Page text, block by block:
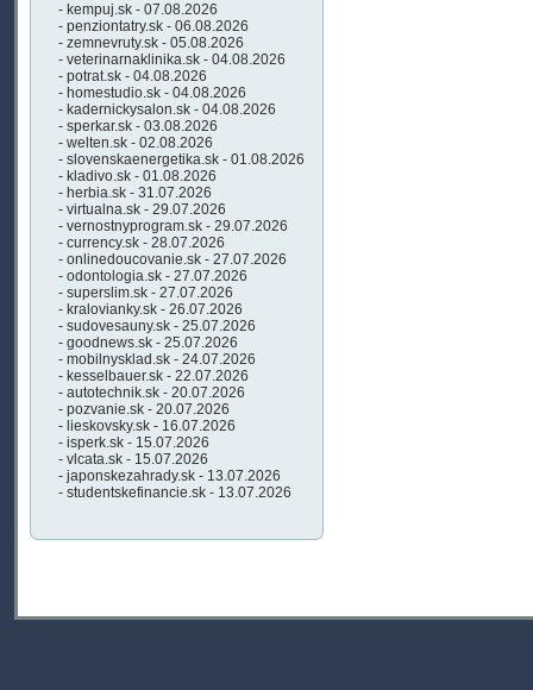
- kempuj.sk - 07.08.2026
- penziontatry.sk - 06.08.2026
- zemnevruty.sk - 05.08.2026
- veterinarnaklinika.sk - 04.08.2026
- potrat.sk - 04.08.2026
- homestudio.sk - 04.08.2026
- kadernickysalon.sk - 04.08.2026
- sperkar.sk - 03.08.2026
- welten.sk - 02.08.2026
- slovenskaenergetika.sk - 01.08.2026
- kladivo.sk - 01.08.2026
- herbia.sk - 31.07.2026
- virtualna.sk - 29.07.2026
- vernostnyprogram.sk - 29.07.2026
- currency.sk - 28.07.2026
- onlinedoucovanie.sk - 27.07.2026
- odontologia.sk - 27.07.2026
- superslim.sk - 27.07.2026
- kralovianky.sk - 26.07.2026
- sudovesauny.sk - 25.07.2026
- goodnews.sk - 25.07.2026
- mobilnysklad.sk - 24.07.2026
- kesselbauer.sk - 22.07.2026
- autotechnik.sk - 20.07.2026
- pozvanie.sk - 20.07.2026
- lieskovsky.sk - 16.07.2026
- isperk.sk - 15.07.2026
- vlcata.sk - 15.07.2026
- japonskezahrady.sk - 13.07.2026
- studentskefinancie.sk - 13.07.2026